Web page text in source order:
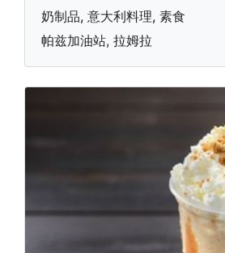
奶制品, 意大利料理, 素食
帕兹加油站, 拉姆拉